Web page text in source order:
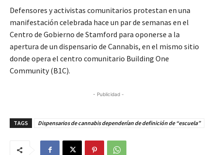
Defensores y activistas comunitarios protestan en una
manifestación celebrada hace un par de semanas en el
Centro de Gobierno de Stamford para oponerse a la
apertura de un dispensario de Cannabis, en el mismo sitio
donde opera el centro comunitario Building One
Community(B1C).
- Publicidad -
TAGS Dispensarios de cannabis dependerían de definición de “escuela”